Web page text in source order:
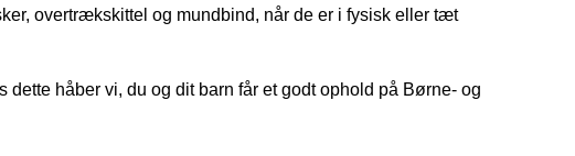
overtrækskittel og mundbind, når de er i fysisk eller tæt
håber vi, du og dit barn får et godt ophold på Børne- og